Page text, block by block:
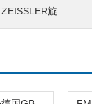
转接头直边系列